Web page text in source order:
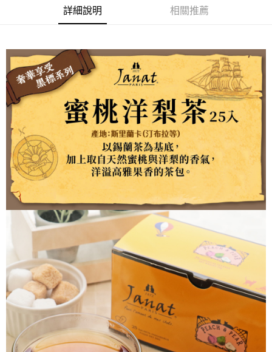
３．安心：先確認商品／服務後，再付款。
結帳頁面，進行簡訊認證並確認金額後，即可完成結帳。
２．訂單成立數日內，您將收到繳費通知簡訊。
３．收到繳費通知簡訊後14天內，點擊此簡訊中的連結，可透過四大超商／
ATM／網路銀行／等多元方式進行付款，方視為交易完成。
※ 請注意：結帳手續完成當下不需立刻繳費，但若您需要取消訂單，請聯絡
購買商品的店家。未經商家同意取消之訂單仍視為有效，需透過AFTEE先享
後付繳納相關費用。
※ 交易是否成功請以「AFTEE先享後付 」之結帳頁面顯示為準，若有關於
是否繳費成功／繳費後需取消欲退款等相關疑問，請聯繫「AFTEE先享後付
客戶支援中心」 https://netprotections.freshdesk.com/support/home
【注意事項】
１．透過由恩沛科技股份有限公司提供之「AFTEE先享後付」服務完成之交
易，需依本服務之必要範圍內提供個人資料，並將交易相關給付款項請求債
權轉讓予恩沛科技股份有限公司。
２．關於個人資料處理事宜，請瀏覽以下網址：
https://aftee.tw/terms/#terms3
３．未成年的使用者請事先徵得法定代理人或監護人之同意方可使用
「AFTEE先享後付」，若未經同意申辦者引起之損失，本公司不負相關責
任。
４．使用「AFTEE先享後付」時，將依據個別帳號之用戶狀況，依本公司即
時審查核予不同之上限額度；若仍有額度不足之情形，本公司將視審查結果
請求用戶進行身份認證。
５．嚴禁一人註冊多個帳號或使用他人資訊註冊。若發現惡意使用之情形，
恩沛科技股份有限公司將有權停止該用戶之使用額度並採取法律行動。
每筆NT$120，滿NT$899(含以上)免運費
詳細說明 相關推薦